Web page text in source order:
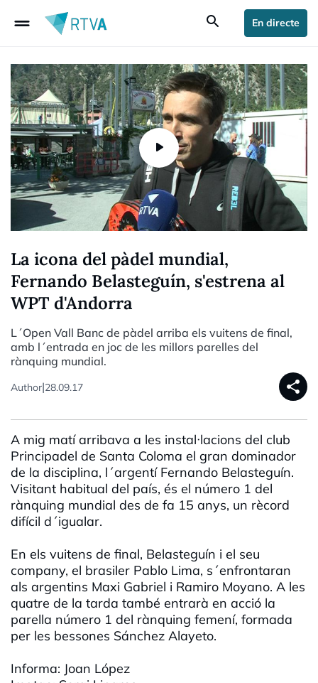
drag_handle search En directe
La icona del pàdel mundial,
Fernando Belasteguín, s'estrena al
WPT d'Andorra
L´Open Vall Banc de pàdel arriba els vuitens de final,
amb l´entrada en joc de les millors parelles del
rànquing mundial.
Author|28.09.17 share
A mig matí arribava a les instal·lacions del club
Principadel de Santa Coloma el gran dominador
de la disciplina, l´argentí Fernando Belasteguín.
Visitant habitual del país, és el número 1 del
rànquing mundial des de fa 15 anys, un rècord
difícil d´igualar.
En els vuitens de final, Belasteguín i el seu
company, el brasiler Pablo Lima, s´enfrontaran
als argentins Maxi Gabriel i Ramiro Moyano. A les
quatre de la tarda també entrarà en acció la
parella número 1 del rànquing femení, formada
per les bessones Sánchez Alayeto.
Informa: Joan López